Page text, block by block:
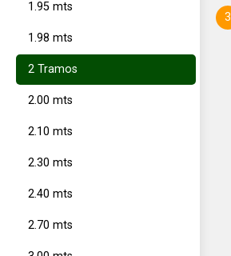
1.95 mts
1.98 mts
2 Tramos
2.00 mts
2.10 mts
2.30 mts
2.40 mts
2.70 mts
3